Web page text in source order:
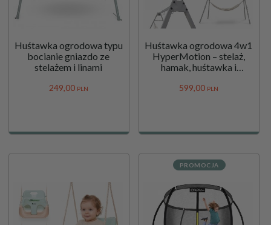
Huśtawka ogrodowa typu
bocianie gniazdo ze
stelażem i linami
249,00 PLN
Huśtawka ogrodowa 4w1
HyperMotion – stelaż,
hamak, huśtawka i
599,00 PLN
PROMOCJA